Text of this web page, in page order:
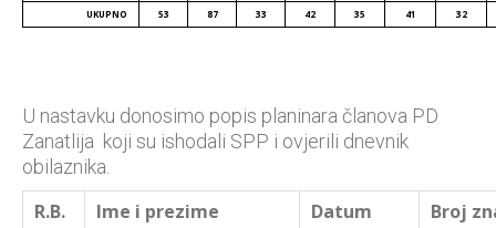
UKUPNO 53 87 33 42 35 41 32
U nastavku donosimo popis planinara članova PD
Zanatlija koji su ishodali SPP i ovjerili dnevnik
obilaznika.
R.B. Ime i prezime Datum
Broj